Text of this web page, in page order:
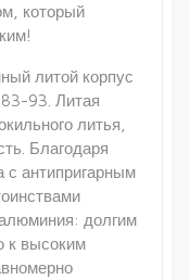
который
литой корпус
93. Литая
литья,
Благодаря
с антипригарным
долгим
к высоким